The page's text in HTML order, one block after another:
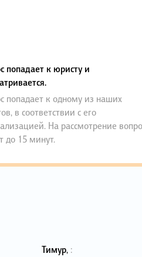
попадает к юристу и
попадает к одному из наших
в соответствии с его
На рассмотрение
до 15 минут.
Тимур, :